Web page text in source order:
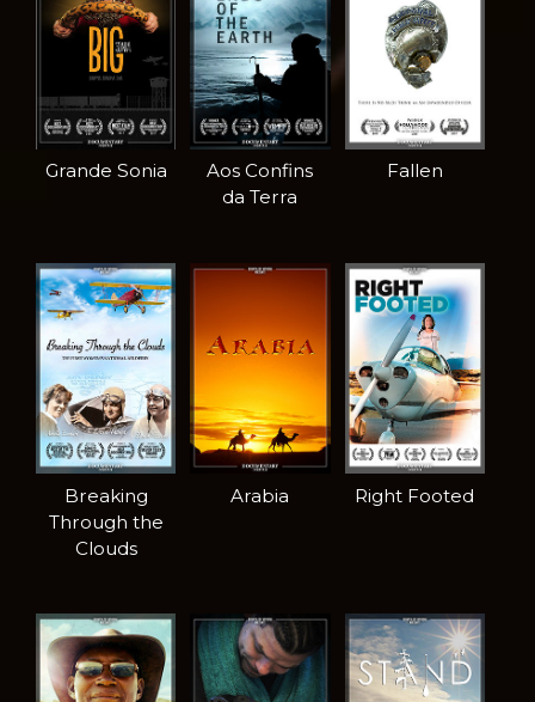
Grande Sonia
Aos Confins
da Terra
Fallen
Breaking
Through the
Clouds
Arabia Right Footed